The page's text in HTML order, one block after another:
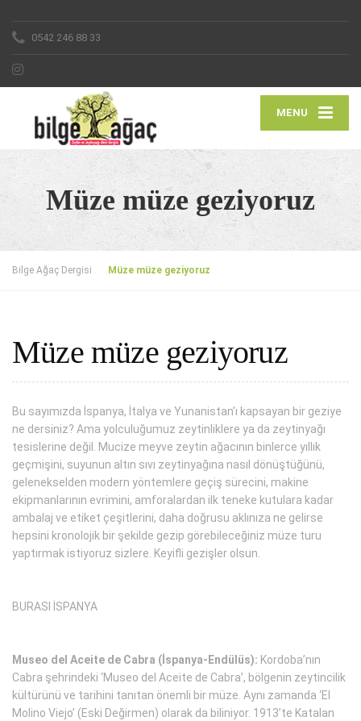
0542 246 88 33
MENU
Müze müze geziyoruz
Bilge Ağaç Dergisi Müze müze geziyoruz
Müze müze geziyoruz
Bu sayımızda İspanya, İtalya ve Yunanistan’ı kapsayan bir geziye
ne dersiniz? Ama yolculuğumuz zeytinliklere ya da zeytinyağı
tesislerine değil. Mucize meyve zeytin ağacının binlerce yıllık
geçmişini, suyunun altın sıvı zeytinyağına nasıl dönüştüğünü,
gelenekselden modern yöntemlere geçiş sürecini, makine
ekipmanlarının evrimini, amforalardan ilk teneke kutulara kadar
ambalaj ve etiket çeşitlerini, daha doğrusu aklınıza ne gelirse
hepsini kronolojik bir şekilde gezip görebileceğiniz müze turu
yaptırmak istiyoruz sizlere. Keyifli gezişler olsun.
BURASI İSPANYA
Museo del Aceite de Cabra (İspanya-Endülüs): Kordoba’nın
Cabra şehrindeki ‘Museo del Aceite de Cabra’, bölgenin zeytincilik
kültürünü ve tarihini tanıtan önemli bir müze. Aynı zamanda ‘El
Molino Viejo’ (Eski Değirmen) olarak da biliniyor. 1913’te Katalan